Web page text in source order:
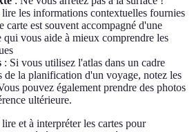
lire les informations contextuelles fournies
carte est souvent accompagné d'une
vous aide à mieux comprendre les
: Si vous utilisez l'atlas dans un cadre
de la planification d'un voyage, notez les
pouvez également prendre des photos
ultérieure.
et à interpréter les cartes pour